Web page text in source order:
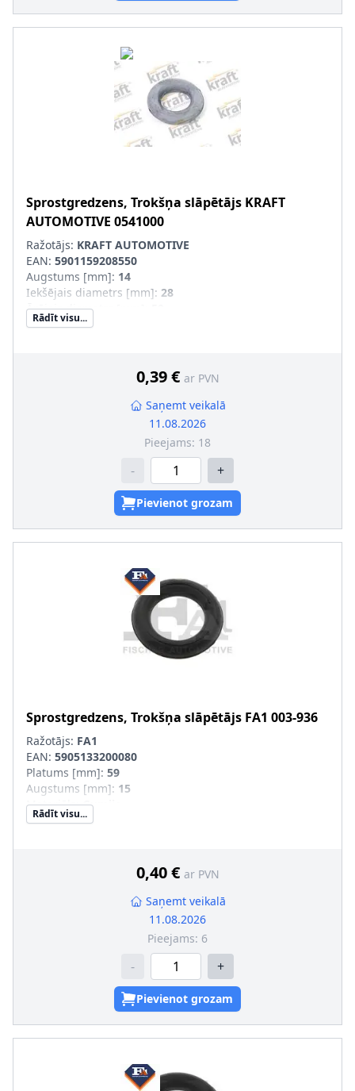
Sprostgredzens, Trokšņa slāpētājs KRAFT
AUTOMOTIVE 0541000
Ražotājs: KRAFT AUTOMOTIVE
EAN: 5901159208550
Augstums [mm]: 14
Iekšējais diametrs [mm]: 28
Ārējais diametrs [mm]
Produkcijas numurs
Rādīt visu...
0,39 € ar PVN
Saņemt veikalā
11.08.2026
Pieejams: 18
- +
Pievienot grozam
Sprostgredzens, Trokšņa slāpētājs FA1 003-936
Ražotājs: FA1
EAN: 5905133200080
Platums [mm]: 59
Augstums [mm]: 15
Materiāls:Gumija
Iekšējais diametrs [mm]
Rādīt visu...
0,40 € ar PVN
Saņemt veikalā
11.08.2026
Pieejams: 6
- +
Pievienot grozam